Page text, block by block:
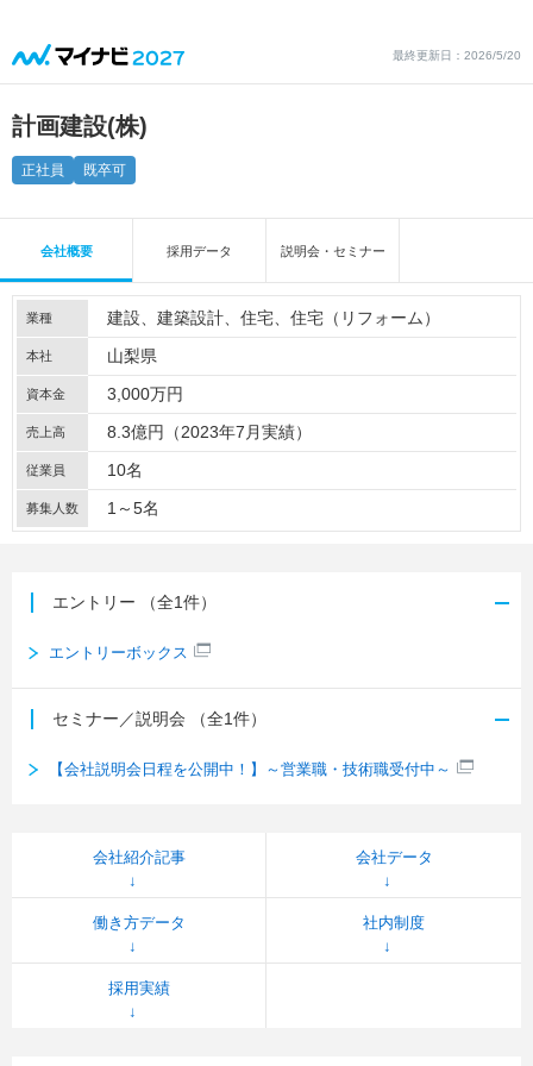
最終更新日：2026/5/20
計画建設(株)
正社員 既卒可
会社概要 採用データ 説明会・セミナー
業種 建設 建築設計 住宅 住宅（リフォーム）
本社 山梨県
資本金 3,000万円
売上高 8.3億円（2023年7月実績）
従業員 10名
募集人数 1～5名
エントリー （全1件）
エントリーボックス
セミナー／説明会 （全1件）
【会社説明会日程を公開中！】～営業職・技術職受付中～
会社紹介記事 会社データ
働き方データ 社内制度
採用実績